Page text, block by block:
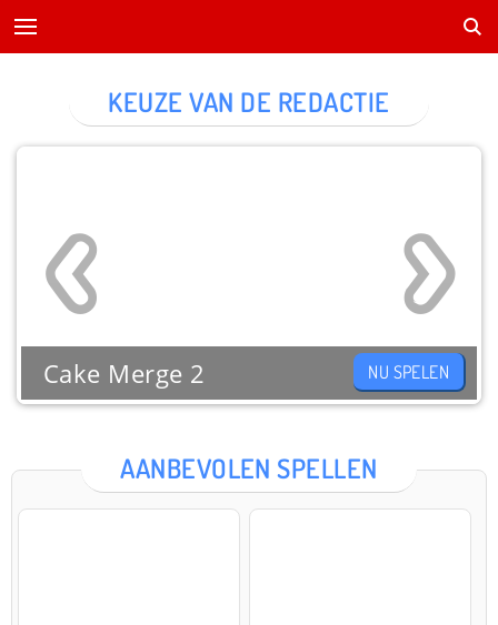
AANBEVOLEN SPELLEN
KEUZE VAN DE REDACTIE
Cake Merge 2 NU SPELEN